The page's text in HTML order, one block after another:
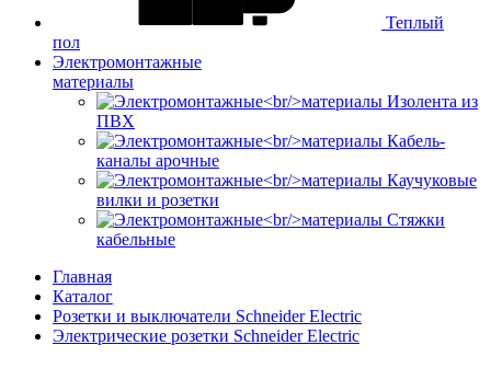
Теплый
пол
Электромонтажные
материалы
Изолента из
ПВХ
Кабель-
каналы арочные
Каучуковые
вилки и розетки
Стяжки
кабельные
Главная
Каталог
Розетки и выключатели Schneider Electric
Электрические розетки Schneider Electric